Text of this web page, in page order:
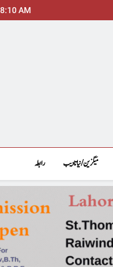
AM
رابطہ میگزین/نیاتادیب